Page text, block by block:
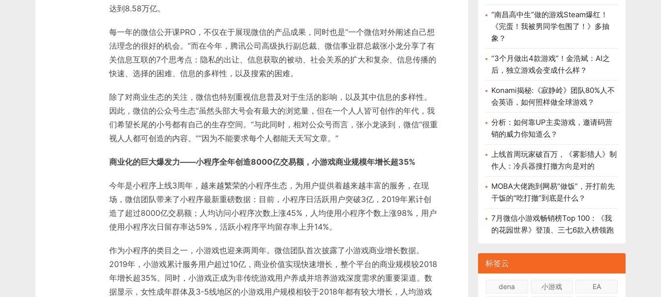
达到8.58万亿。
每一年的微信公开课PRO，不仅在于展现微信的产品成果，同时也是“一个微信对外阐述自己想
法理念的很好的机会。”而在今年，腾讯公司高级执行副总裁、微信事业群总裁张小龙分享了有
关信息互联的7个思考点：隐私的出让、信息获取的被动、社会关系的扩大和复杂、信息传播的
快速、选择的困难、信息的多样性，以及搜索的困难。
除了对商业生态的关注，微信也特别重视信息普及对于生活的影响，以及其中信息的多样性。
因此，微信的公众号生态“虽然头部大号会有最大的浏览量，但在一个人人皆可创作的年代，我
们希望长尾的小号都有自己的生存空间。“与此同时，相对公众号而言，张小龙谈到，微信“很重
视人人都可创造的内容。”“因为不能要求每个人都能天天写文章。“
商业化的巨大爆发力——小程序全年创造8000亿交易额，小游戏商业规模年增长超35%
今年是小程序上线3周年，越来越繁荣的小程序生态，为用户提供着越来越丰富的服务，在现
场，微信团队带来了小程序最新重磅数据：目前，小程序日活跃用户突破3亿，2019年累计创
造了超过8000亿交易额；人均访问小程序次数上涨45%，人均使用小程序个数上涨98%，用户
使用小程序次日留存率达59%，活跃小程序平均留存率上升14%。
作为小程序的类目之一，小游戏也迎来两周年。微信团队首次披露了小游戏商业增长数据。
2019年，小游戏累计服务用户超过10亿，商业价值实现快速增长，整个平台的商业规模较2018
年增长超35%。同时，小游戏正成为非传统游戏用户养成并培养游戏深度需求的重要渠道。数
据显示，女性成年群体及3-5线地区的小游戏用户规模相较于2018年都有较大增长，人均游戏
“南昌高中生”做的游戏Steam爆红！
《完蛋！我被男同学包围了！》多抽
象？
“3个月做出4款游戏”！金浩斌：AI之
后，独立游戏会变成什么样？
Konami揭秘:《寂静岭》团队80%人不
会英语，如何照样做全球游戏？
分析：如何靠UP主卖游戏，邀请码营
销的威力你知道么？
上线首周玩家破百万，《雾影猎人》制
作人：冷兵器搜打撤方向是对的
MOBA大佬跑到网易“做饭”，开打前先
干饭的“吃打撤”到底是什么？
7月微信小游戏畅销榜Top 100：《我
的花园世界》登顶、三七6款入榜领跑
标签云
dena 小游戏
EA